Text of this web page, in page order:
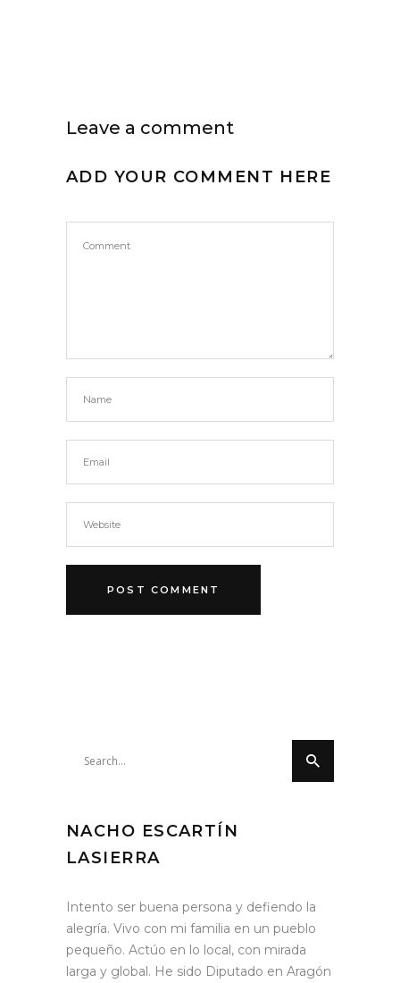
Leave a comment
ADD YOUR COMMENT HERE
NACHO ESCARTÍN
LASIERRA
Intento ser buena persona y defiendo la
alegría. Vivo con mi familia en un pueblo
pequeño. Actúo en lo local, con mirada
larga y global. He sido Diputado en Aragón